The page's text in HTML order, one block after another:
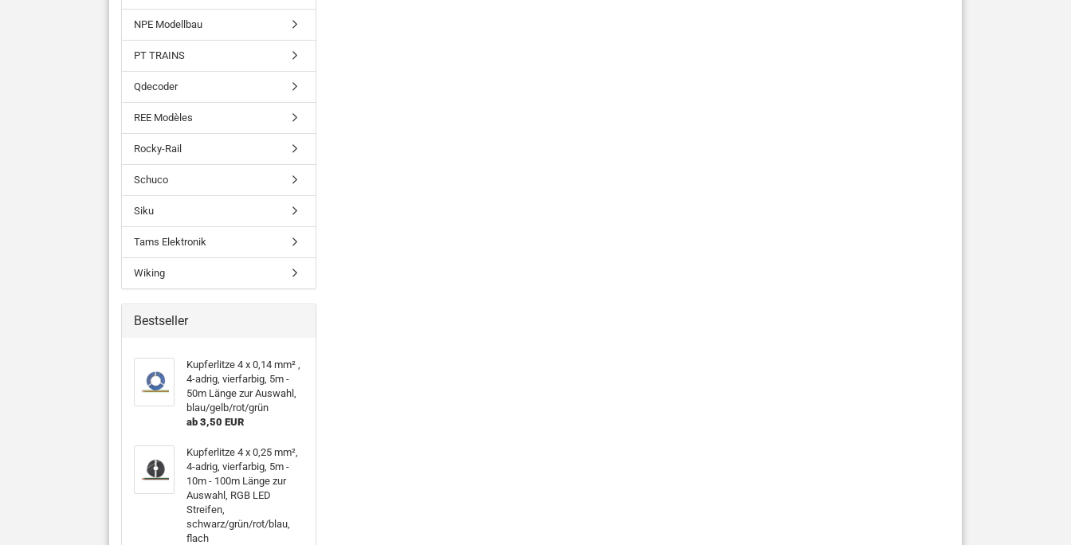
NPE Modellbau
PT TRAINS
Qdecoder
REE Modèles
Rocky-Rail
Schuco
Siku
Tams Elektronik
Wiking
Bestseller
Kupferlitze 4 x 0,14 mm² ,
4-adrig, vierfarbig, 5m -
50m Länge zur Auswahl,
blau/gelb/rot/grün
ab 3,50 EUR
Kupferlitze 4 x 0,25 mm²,
4-adrig, vierfarbig, 5m -
10m - 100m Länge zur
Auswahl, RGB LED
Streifen,
schwarz/grün/rot/blau,
flach